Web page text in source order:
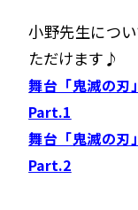
小野先生につ
ただけます♪
舞台「鬼滅の刃
Part.1
舞台「鬼滅の刃
Part.2